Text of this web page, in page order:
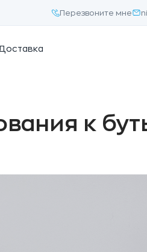
Перезвоните мне
к